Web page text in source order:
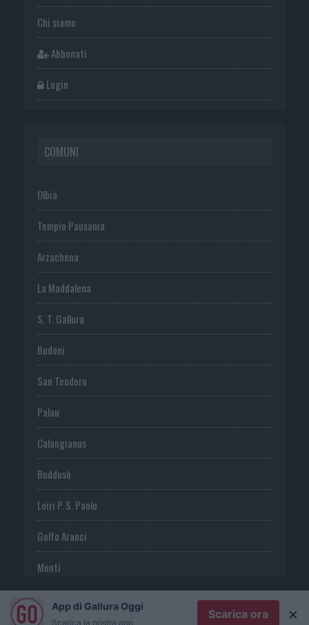
Chi siamo
Abbonati
Login
COMUNI
Olbia
Tempio Pausania
Arzachena
La Maddalena
S. T. Gallura
Budoni
San Teodoro
Palau
Calangianus
Buddusò
Loiri P. S. Paolo
Golfo Aranci
Monti
Telti
App di Gallura Oggi
Scarica la nostra app
Scarica ora ×